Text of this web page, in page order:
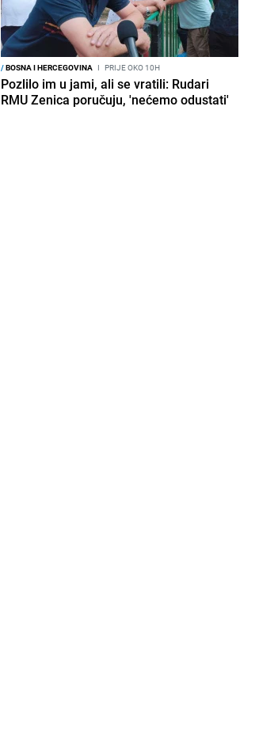
/BOSNA I HERCEGOVINA I PRIJE OKO 10H
Pozlilo im u jami, ali se vratili: Rudari
RMU Zenica poručuju, 'nećemo odustati'